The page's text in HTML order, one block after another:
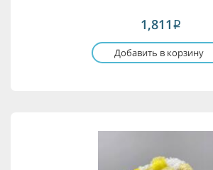
1,811 i
Добавить в корзину